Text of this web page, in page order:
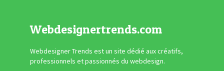
Webdesignertrends.com
Webdesigner Trends est un site dédié aux créatifs,
professionnels et passionnés du webdesign.